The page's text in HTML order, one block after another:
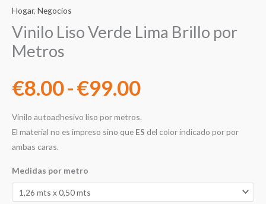
Hogar, Negocios
Vinilo Liso Verde Lima Brillo por
Metros
€8.00-€99.00
Vinilo autoadhesivo liso por metros.
El material no es impreso sino que ES del color indicado por por
ambas caras.
Medidas por metro